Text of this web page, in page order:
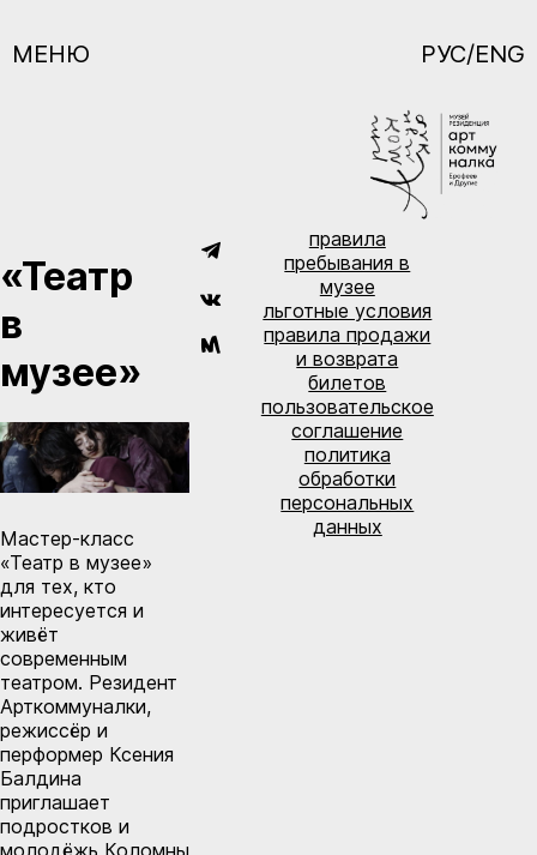
МЕНЮ РУС/ENG
«Театр
в
музее»
Мастер-класс
«Театр в музее»
для тех, кто
интересуется и
живёт
современным
театром. Резидент
Арткоммуналки,
режиссёр и
перформер Ксения
Балдина
приглашает
подростков и
правила
пребывания в
музее
льготные условия
правила продажи
и возврата
билетов
пользовательское
соглашение
политика
обработки
персональных
данных